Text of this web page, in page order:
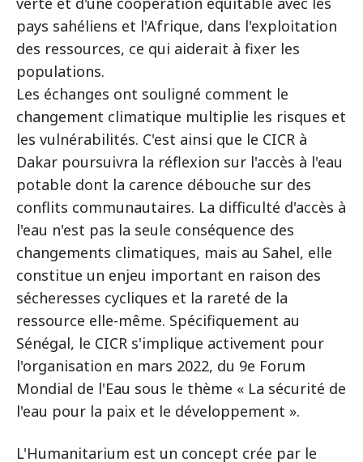
pays sahéliens et l'Afrique, dans l'exploitation
des ressources, ce qui aiderait à fixer les
populations.
Les échanges ont souligné comment le
changement climatique multiplie les risques et
les vulnérabilités. C'est ainsi que le CICR à
Dakar poursuivra la réflexion sur l'accès à l'eau
potable dont la carence débouche sur des
conflits communautaires. La difficulté d'accès à
l'eau n'est pas la seule conséquence des
changements climatiques, mais au Sahel, elle
constitue un enjeu important en raison des
sécheresses cycliques et la rareté de la
ressource elle-même. Spécifiquement au
Sénégal, le CICR s'implique activement pour
l'organisation en mars 2022, du 9e Forum
Mondial de l'Eau sous le thème « La sécurité de
l'eau pour la paix et le développement ».
L'Humanitarium est un concept crée par le